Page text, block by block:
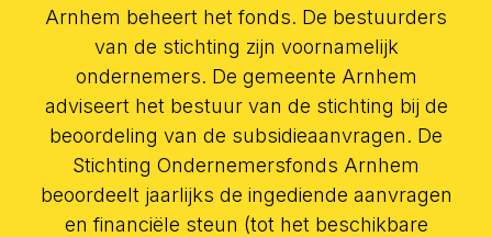
Arnhem beheert het fonds. De bestuurders
van de stichting zijn voornamelijk
ondernemers. De gemeente Arnhem
adviseert het bestuur van de stichting bij de
beoordeling van de subsidieaanvragen. De
Stichting Ondernemersfonds Arnhem
beoordeelt jaarlijks de ingediende aanvragen
en financiële steun (tot het beschikbare